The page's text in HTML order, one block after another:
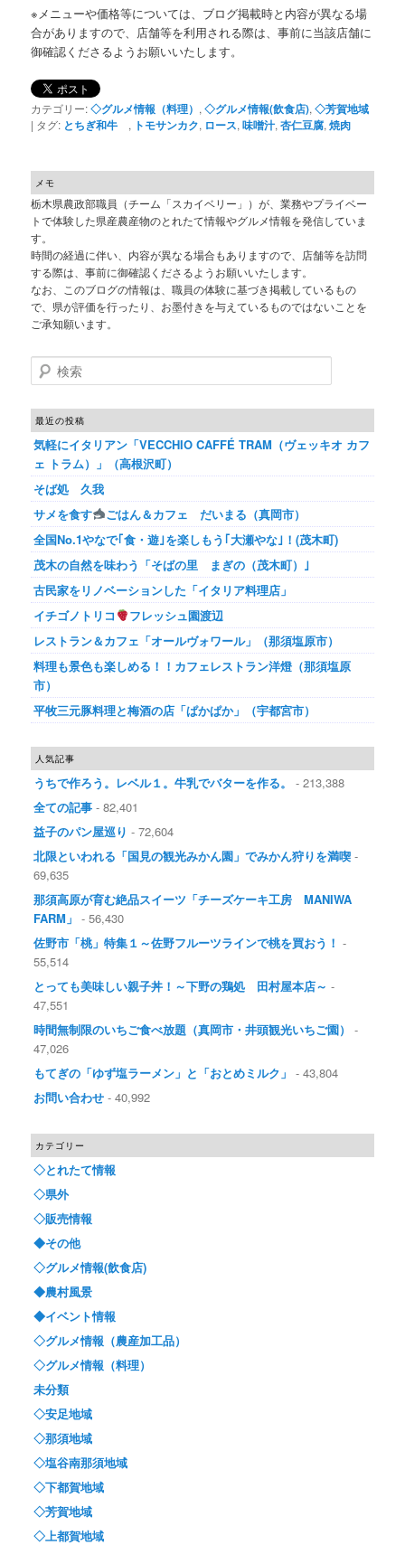
※メニューや価格等については、ブログ掲載時と内容が異なる場
合がありますので、店舗等を利用される際は、事前に当該店舗に
御確認くださるようお願いいたします。
カテゴリー:◇グルメ情報（料理） ,◇グルメ情報(飲食店),◇芳賀地域
| タグ: とちぎ和牛 , トモサンカク, ロース,味噌汁,杏仁豆腐,焼肉
メモ
栃木県農政部職員（チーム「スカイベリー」）が、業務やプライベー
トで体験した県産農産物のとれたて情報やグルメ情報を発信していま
す。
時間の経過に伴い、内容が異なる場合もありますので、店舗等を訪問
する際は、事前に御確認くださるようお願いいたします。
なお、このブログの情報は、職員の体験に基づき掲載しているもの
で、県が評価を行ったり、お墨付きを与えているものではないことを
ご承知願います。
検索
最近の投稿
気軽にイタリアン「VECCHIO CAFFÉ TRAM（ヴェッキオ カフ
ェ トラム）」（高根沢町）
そば処 久我
サメを食す
ごはん＆カフェ だいまる（真岡市）
全国No.1やなで｢食・遊｣を楽しもう｢大瀬やな｣！(茂木町)
茂木の自然を味わう「そばの里 まぎの（茂木町）｣
古民家をリノベーションした「イタリア料理店」
イチゴノトリコ
フレッシュ園渡辺
レストラン＆カフェ「オールヴォワール」（那須塩原市）
料理も景色も楽しめる！！カフェレストラン洋燈（那須塩原
市）
平牧三元豚料理と梅酒の店「ぱかぱか」（宇都宮市）
人気記事
うちで作ろう。レベル１。牛乳でバターを作る。
- 213,388
全ての記事 - 82,401
益子のパン屋巡り - 72,604
北限といわれる「国見の観光みかん園」でみかん狩りを満喫 -
69,635
那須高原が育む絶品スイーツ「チーズケーキ工房 MANIWA
FARM」 - 56,430
佐野市「桃」特集１～佐野フルーツラインで桃を買おう！ -
55,514
とっても美味しい親子丼！～下野の鶏処 田村屋本店～ -
47,551
時間無制限のいちご食べ放題（真岡市・井頭観光いちご園）
-
47,026
もてぎの「ゆず塩ラーメン」と「おとめミルク」 - 43,804
お問い合わせ - 40,992
カテゴリー
◇とれたて情報
◇県外
◇販売情報
◆その他
◇グルメ情報(飲食店)
◆農村風景
◆イベント情報
◇グルメ情報（農産加工品）
◇グルメ情報（料理）
未分類
◇安足地域
◇那須地域
◇塩谷南那須地域
◇下都賀地域
◇芳賀地域
◇上都賀地域